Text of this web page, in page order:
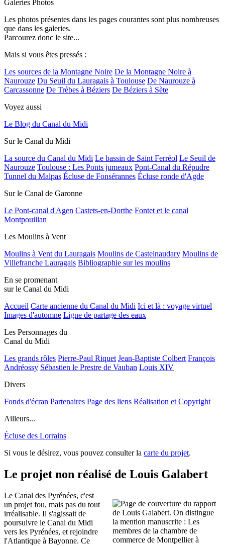
Galeries Photos
Les photos présentes dans les pages courantes sont plus nombreuses
que dans les galeries.
Parcourez donc le site...
Mais si vous êtes pressés :
Les sources de la Montagne Noire De la Montagne Noire à
Naurouze Du Seuil du Lauragais à Toulouse De Naurouze à
Carcassonne De Trèbes à Béziers De Béziers à Sète
Voyez aussi
Le Blog du Canal du Midi
Sur le Canal du Midi
La source du Canal du Midi Le bassin de Saint Ferréol Le Seuil de
Naurouze Toulouse : Les Ponts jumeaux Pont-Canal du Répudre
Tunnel du Malpas Écluse de Fonsérannes Écluse ronde d'Agde
Sur le Canal de Garonne
Le Pont-canal d'Agen Castets-en-Dorthe Fontet et le canal
Montpouillan
Les Moulins à Vent
Moulins à Vent du Lauragais Moulins de Castelnaudary Moulins de
Villefranche Lauragais Bibliographie sur les moulins
En se promenant
sur le Canal du Midi
Accueil Carte ancienne du Canal du Midi Ici et là : voyage virtuel
Images d'automne Ligne de partage des eaux
Les Personnages du
Canal du Midi
Les grands rôles Pierre-Paul Riquet Jean-Baptiste Colbert François
Andréossy Sébastien le Prestre de Vauban Louis XIV
Divers
Fonds d'écran Partenaires Page des liens Réalisation et Copyright
Ailleurs...
Écluse des Lorrains
Si vous le désirez, vous pouvez consulter la carte du projet.
Le projet non réalisé de Louis Galabert
Le Canal des Pyrénées, c'est
un projet fou, mais pas du tout
irréalisable. Il s'agissait de
poursuivre le Canal du Midi
vers les Pyrénées, et rejoindre
l'Atlantique à Bayonne. Ce